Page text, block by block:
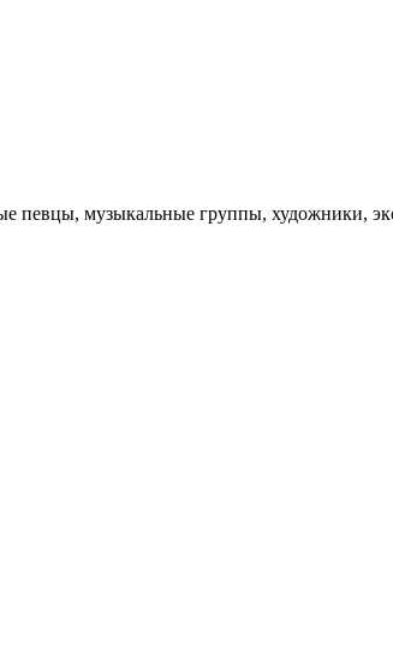
певцы, музыкальные группы, художники,